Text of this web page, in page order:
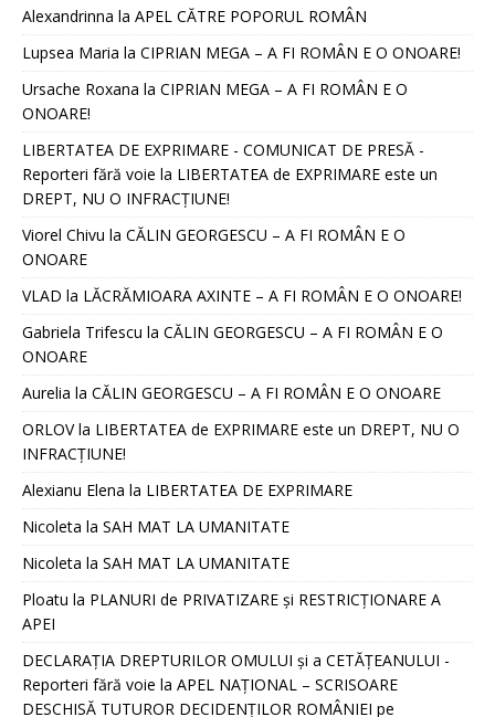
Alexandrinna la APEL CĂTRE POPORUL ROMÂN
Lupsea Maria la CIPRIAN MEGA – A FI ROMÂN E O ONOARE!
Ursache Roxana la CIPRIAN MEGA – A FI ROMÂN E O
ONOARE!
LIBERTATEA DE EXPRIMARE - COMUNICAT DE PRESĂ -
Reporteri fără voie la LIBERTATEA de EXPRIMARE este un
DREPT, NU O INFRACȚIUNE!
Viorel Chivu la CĂLIN GEORGESCU – A FI ROMÂN E O
ONOARE
VLAD la LĂCRĂMIOARA AXINTE – A FI ROMÂN E O ONOARE!
Gabriela Trifescu la CĂLIN GEORGESCU – A FI ROMÂN E O
ONOARE
Aurelia la CĂLIN GEORGESCU – A FI ROMÂN E O ONOARE
ORLOVla LIBERTATEA de EXPRIMARE este un DREPT, NU O
INFRACȚIUNE!
Alexianu Elena la LIBERTATEA DE EXPRIMARE
Nicoleta la SAH MAT LA UMANITATE
Nicoleta la SAH MAT LA UMANITATE
Ploatu la PLANURI de PRIVATIZARE și RESTRICȚIONARE A
APEI
DECLARAȚIA DREPTURILOR OMULUI și a CETĂȚEANULUI -
Reporteri fără voie la APEL NAȚIONAL – SCRISOARE
DESCHISĂ TUTUROR DECIDENȚILOR ROMÂNIEI pe